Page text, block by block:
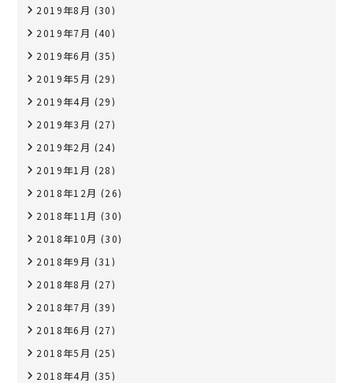
2019年8月 (30)
2019年7月 (40)
2019年6月 (35)
2019年5月 (29)
2019年4月 (29)
2019年3月 (27)
2019年2月 (24)
2019年1月 (28)
2018年12月 (26)
2018年11月 (30)
2018年10月 (30)
2018年9月 (31)
2018年8月 (27)
2018年7月 (39)
2018年6月 (27)
2018年5月 (25)
2018年4月 (35)